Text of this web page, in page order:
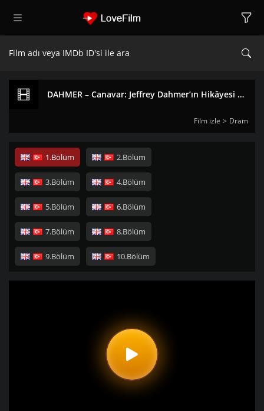
DAHMER – Canavar: Jeffrey Dahmer’ın Hikâyesi 1. Sezon izle
Film izle Dram
1.Bölüm 2.Bölüm
3.Bölüm 4.Bölüm
5.Bölüm 6.Bölüm
7.Bölüm 8.Bölüm
9.Bölüm 10.Bölüm